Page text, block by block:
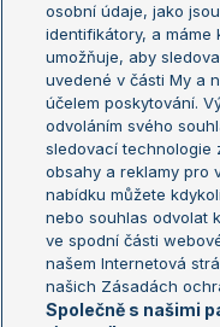
Žebříček WTA (ženy)
Sázkařský žebříček
Aktualní trendy
Fotbalové přestupy
Livesport Daily
LS Prague Open
osobní údaje, jako
identifikátory, a máme
umožňuje, aby
uvedené v části My a
účelem poskytování.
odvoláním svého
sledovací technologie
obsahy a reklamy pro
nabídku můžete
nebo souhlas odvolat
ve spodní části
našem Internetová
našich Zásadách
Společně s našimi